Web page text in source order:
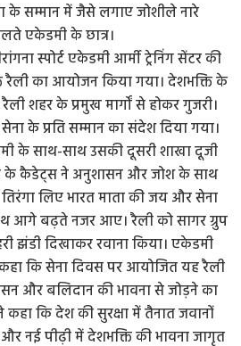
के सम्मान में जैसे लगाए जोशीले नारे
एकेडमी के छात्र।
स्पोर्ट एकेडमी आर्मी ट्रेनिंग सेंटर की
का आयोजन किया गया। देशभक्ति के
शहर के प्रमुख मार्गों से होकर गुजरी।
सेना के प्रति सम्मान का संदेश दिया गया।
के साथ-साथ उसकी दूसरी शाखा दूजी
के कैडेट्स ने अनुशासन और जोश के साथ
लिए भारत माता की जय और सेना
आगे बढ़ते नजर आए। रैली को सागर ग्रुप
झंडी दिखाकर रवाना किया। एकेडमी
कि सेना दिवस पर आयोजित यह रैली
और बलिदान की भावना से जोड़ने का
कहा कि देश की सुरक्षा में तैनात जवानों
नई पीढ़ी में देशभक्ति की भावना जागृत